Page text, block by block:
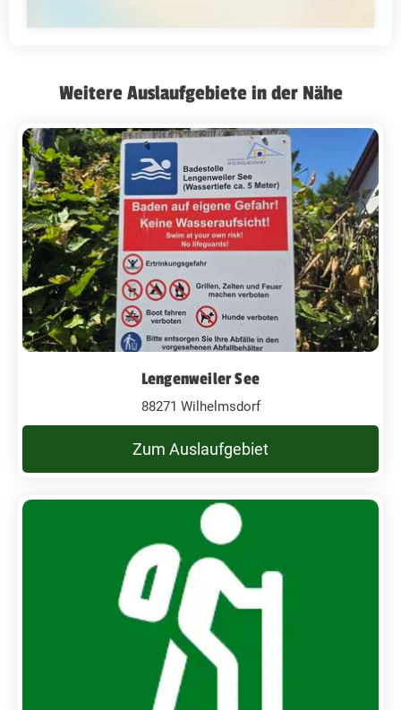
Weitere Auslaufgebiete in der Nähe
Lengenweiler See
88271 Wilhelmsdorf
Zum Auslaufgebiet